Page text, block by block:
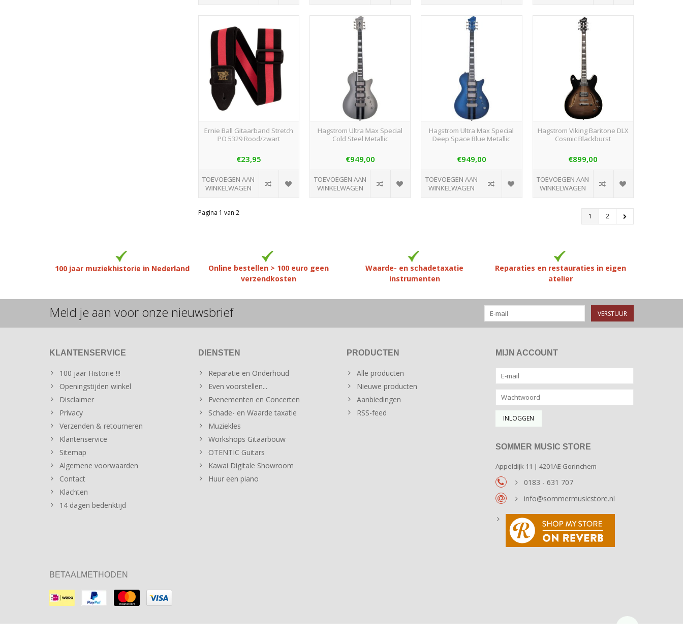
Ernie Ball Gitaarband Stretch
PO 5329 Rood/zwart
€23,95
TOEVOEGEN AAN
WINKELWAGEN
Hagstrom Ultra Max Special
Cold Steel Metallic
€949,00
TOEVOEGEN AAN
WINKELWAGEN
Hagstrom Ultra Max Special
Deep Space Blue Metallic
€949,00
TOEVOEGEN AAN
WINKELWAGEN
Hagstrom Viking Baritone DLX
Cosmic Blackburst
€899,00
TOEVOEGEN AAN
WINKELWAGEN
Pagina 1 van 2 1 2
100 jaar muziekhistorie in Nederland
Online bestellen > 100 euro geen
verzendkosten
Waarde- en schadetaxatie
instrumenten
Reparaties en restauraties in eigen
atelier
Meld je aan voor onze nieuwsbrief VERSTUUR
KLANTENSERVICE
100 jaar Historie !!!
Openingstijden winkel
Disclaimer
Privacy
Verzenden & retourneren
Klantenservice
Sitemap
Algemene voorwaarden
Contact
Klachten
14 dagen bedenktijd
DIENSTEN
Reparatie en Onderhoud
Even voorstellen...
Evenementen en Concerten
Schade- en Waarde taxatie
Muziekles
Workshops Gitaarbouw
OTENTIC Guitars
Kawai Digitale Showroom
Huur een piano
PRODUCTEN
Alle producten
Nieuwe producten
Aanbiedingen
RSS-feed
MIJN ACCOUNT
SOMMER MUSIC STORE
Appeldijk 11 | 4201AE Gorinchem
0183 - 631 707
info@sommermusicstore.nl
BETAALMETHODEN